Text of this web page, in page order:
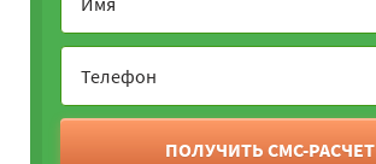
ПОЛУЧИТЬ СМС-РАСЧЕТ